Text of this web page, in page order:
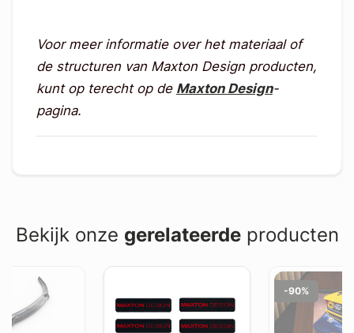
Voor meer informatie over het materiaal of
de structuren van Maxton Design producten,
kunt op terecht op de Maxton Design-
pagina.
Bekijk onze gerelateerdeproducten
-90%